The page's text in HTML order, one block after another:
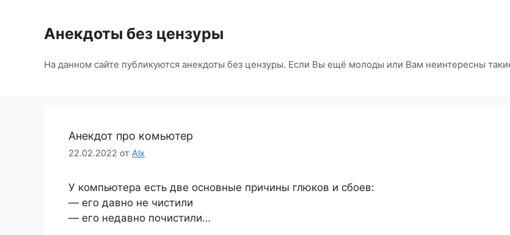
содержимомуАнекдоты без цензуры
На данном сайте публикуются анекдоты без цензуры. Если Вы ещё молоды или Вам неинтересны
Анекдот про комьютер
22.02.2022 от Alx
У компьютера есть две основные причины глюков и сбоев:
— его давно не чистили
— его недавно почистили…